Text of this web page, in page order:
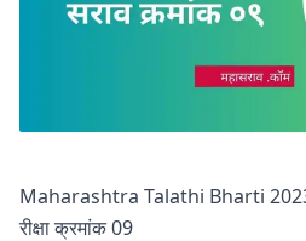
Maharashtra Talathi Bharti 2023 :
रीक्षा क्रमांक 09